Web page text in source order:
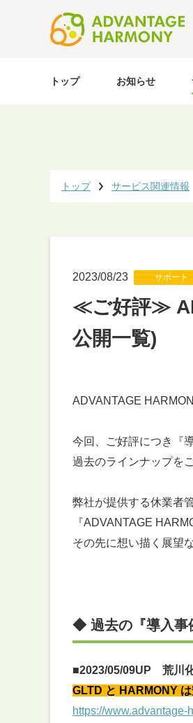
トップ お知らせ
トップ サービス関連情報
2023/08/23 サポート
≪ご好評≫
公開一覧)
ADVANTAGE
今回、ご好評につき『
過去のラインナップを
弊社が提供する休業者
『ADVANTAGE
その先に想い描く展望
◆ 過去の『導入事
■2023/05/09UP 荒川
GLTD と HARMONY
https://